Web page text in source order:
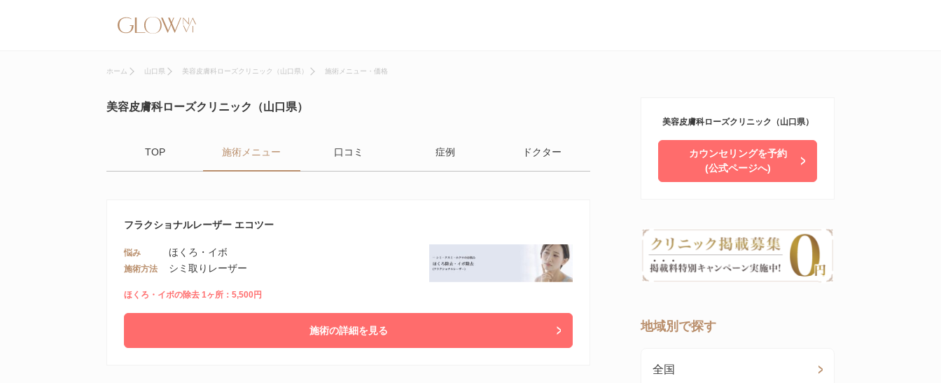
ホーム 山口県 美容皮膚科ローズクリニック（山口県） 施術メニュー・価格
美容皮膚科ローズクリニック（山口県）
TOP 施術メニュー 口コミ 症例 ドクター
フラクショナルレーザー エコツー
悩み ほくろ・イボ
施術方法 シミ取りレーザー
ほくろ・イボの除去 1ヶ所：5,500円
施術の詳細を見る
美容皮膚科ローズクリニック（山口県）
カウンセリングを予約
(公式ページへ)
地域別で探す
全国